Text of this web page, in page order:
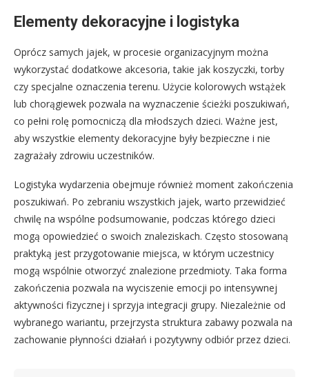
Elementy dekoracyjne i logistyka
Oprócz samych jajek, w procesie organizacyjnym można
wykorzystać dodatkowe akcesoria, takie jak koszyczki, torby
czy specjalne oznaczenia terenu. Użycie kolorowych wstążek
lub chorągiewek pozwala na wyznaczenie ścieżki poszukiwań,
co pełni rolę pomocniczą dla młodszych dzieci. Ważne jest,
aby wszystkie elementy dekoracyjne były bezpieczne i nie
zagrażały zdrowiu uczestników.
Logistyka wydarzenia obejmuje również moment zakończenia
poszukiwań. Po zebraniu wszystkich jajek, warto przewidzieć
chwilę na wspólne podsumowanie, podczas którego dzieci
mogą opowiedzieć o swoich znaleziskach. Często stosowaną
praktyką jest przygotowanie miejsca, w którym uczestnicy
mogą wspólnie otworzyć znalezione przedmioty. Taka forma
zakończenia pozwala na wyciszenie emocji po intensywnej
aktywności fizycznej i sprzyja integracji grupy. Niezależnie od
wybranego wariantu, przejrzysta struktura zabawy pozwala na
zachowanie płynności działań i pozytywny odbiór przez dzieci.